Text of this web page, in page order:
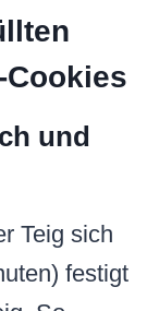
und
Teig sich
festigt